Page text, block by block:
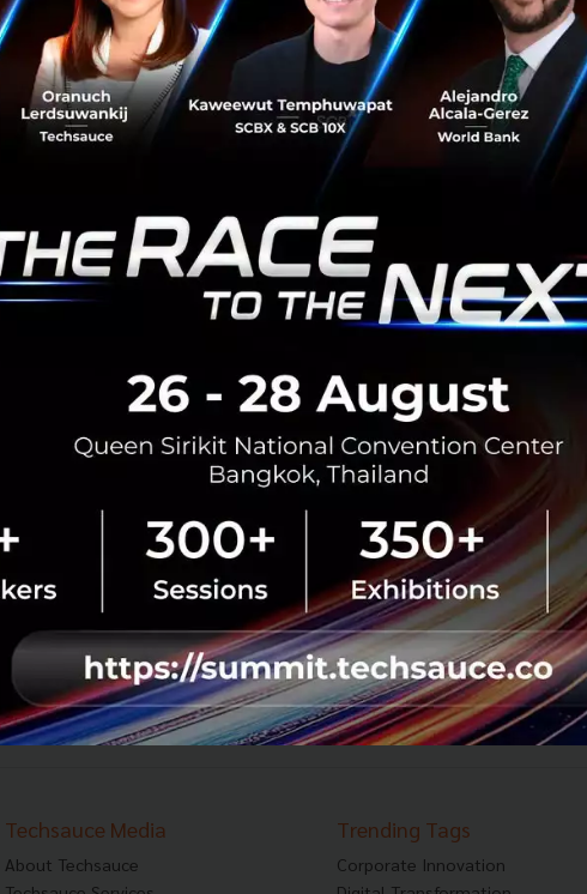
206
TS Video AI Blockchain Biometrics smart-hospital
กรุงไทยร่วมกับรพ.สมุทรปราการ วางต้นแบบ Smart
ระบบ Smart Hospital เชื่อมระบบดิจิทัลเพื่อยกระดับ
สาธารณสุข...
กุมภาพันธ์ 13, 2020 | By
Techsauce Team
กรุงไทยจับมือวชิรพยาบาลพัฒนาระบบบริการจัดการ
คุณกิตติพัฒน์ เพียรธรรม ผู้ช่วยกรรมการผู้จัดการใหญ่อาวุโส
ธนาคารกรุงไทย และ รองศาสตราจารย์ นายแพทย์ ประยุทธ
ศิริวงษ์ คณบดีคณะแพทยศาสตร์วชิรพยาบาล มหาวิทยาลัย
นวมินทราธิราช ร่วมลงนาม...
มิถุนายน 26, 2019| ByTechsauce Team
58
PR News วชิรพยาบาล Smart Hospital Krungthai Bank
Techsauce Media
About Techsauce
Trending Tags
Corporate Innovation